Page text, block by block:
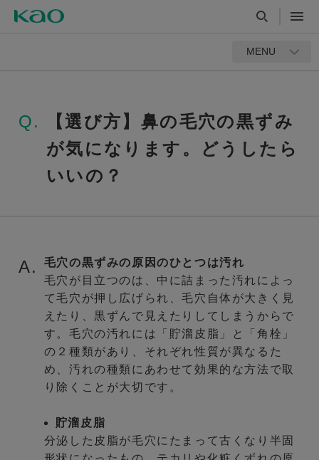
MENU
Q.
【選び方】鼻の毛穴の黒ずみ
が気になります。どうしたら
いいの？
A.
毛穴の黒ずみの原因のひとつは汚れ
毛穴が目立つのは、中に詰まった汚れによっ
て毛穴が押し広げられ、毛穴自体が大きく見
えたり、黒ずんで見えたりしてしまうからで
す。毛穴の汚れには「貯溜皮脂」と「角栓」
の２種類があり、それぞれ性質が異なるた
め、汚れの種類にあわせて効果的な方法で取
り除くことが大切です。
貯溜皮脂
分泌した皮脂が毛穴にたまって古くなり半固